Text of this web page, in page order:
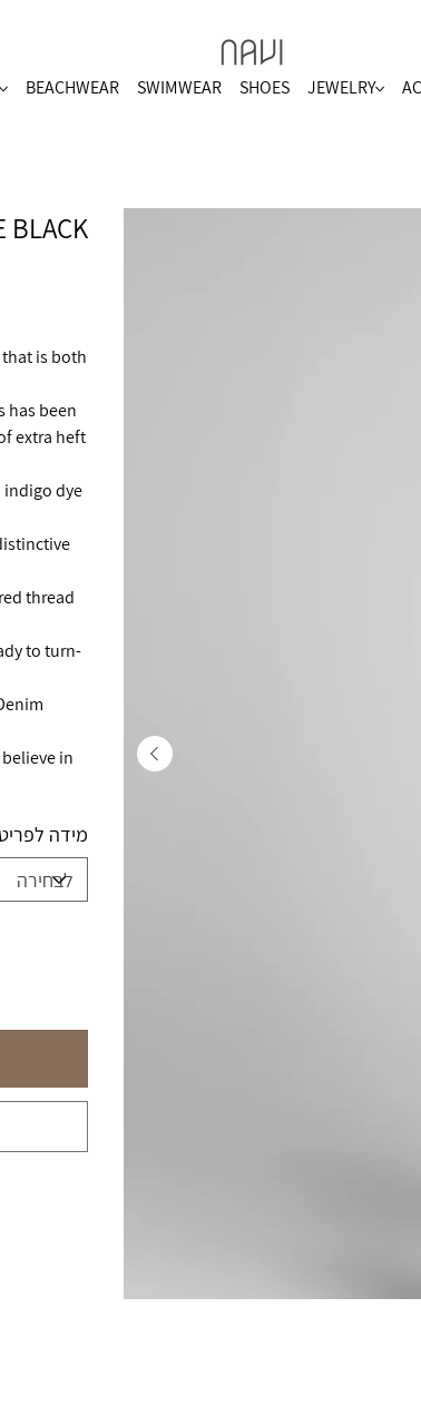
BEACHWEAR SWIMWEAR SHOES JEWELRY
BLACK
is both
has been
extra heft
indigo dye
thread
to turn-
in
מידה לפריט